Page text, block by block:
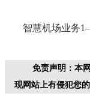
智慧机场业务
免责声明：本
现网站上有侵犯您